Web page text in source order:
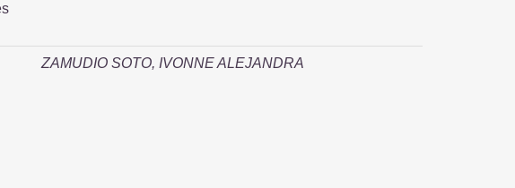
ZAMUDIO SOTO, IVONNE ALEJANDRA